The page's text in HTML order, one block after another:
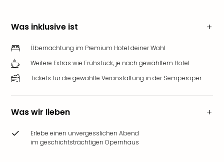
Was inklusive ist
Übernachtung im Premium Hotel deiner Wahl
Weitere Extras wie Frühstück, je nach gewähltem Hotel
Tickets für die gewählte Veranstaltung in der Semperoper
Was wir lieben
Erlebe einen unvergesslichen Abend
im geschichtsträchtigen Opernhaus